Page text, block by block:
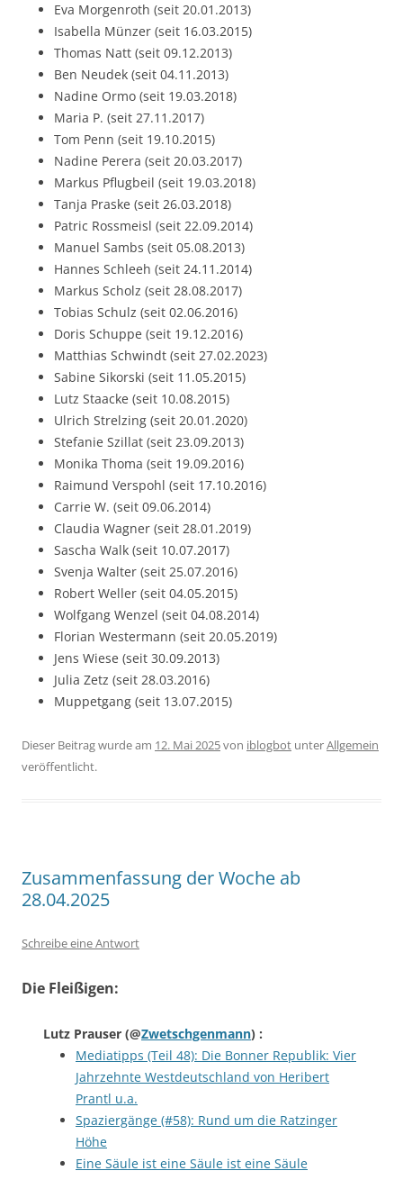
Eva Morgenroth (seit 20.01.2013)
Isabella Münzer (seit 16.03.2015)
Thomas Natt (seit 09.12.2013)
Ben Neudek (seit 04.11.2013)
Nadine Ormo (seit 19.03.2018)
Maria P. (seit 27.11.2017)
Tom Penn (seit 19.10.2015)
Nadine Perera (seit 20.03.2017)
Markus Pflugbeil (seit 19.03.2018)
Tanja Praske (seit 26.03.2018)
Patric Rossmeisl (seit 22.09.2014)
Manuel Sambs (seit 05.08.2013)
Hannes Schleeh (seit 24.11.2014)
Markus Scholz (seit 28.08.2017)
Tobias Schulz (seit 02.06.2016)
Doris Schuppe (seit 19.12.2016)
Matthias Schwindt (seit 27.02.2023)
Sabine Sikorski (seit 11.05.2015)
Lutz Staacke (seit 10.08.2015)
Ulrich Strelzing (seit 20.01.2020)
Stefanie Szillat (seit 23.09.2013)
Monika Thoma (seit 19.09.2016)
Raimund Verspohl (seit 17.10.2016)
Carrie W. (seit 09.06.2014)
Claudia Wagner (seit 28.01.2019)
Sascha Walk (seit 10.07.2017)
Svenja Walter (seit 25.07.2016)
Robert Weller (seit 04.05.2015)
Wolfgang Wenzel (seit 04.08.2014)
Florian Westermann (seit 20.05.2019)
Jens Wiese (seit 30.09.2013)
Julia Zetz (seit 28.03.2016)
Muppetgang (seit 13.07.2015)
Dieser Beitrag wurde am 12. Mai 2025von iblogbot unterAllgemein
veröffentlicht.
Zusammenfassung der Woche ab
28.04.2025
Schreibe eine Antwort
Die Fleißigen:
Lutz Prauser (@Zwetschgenmann) :
Mediatipps (Teil 48): Die Bonner Republik: Vier
Jahrzehnte Westdeutschland von Heribert
Prantl u.a.
Spaziergänge (#58): Rund um die Ratzinger
Höhe
Eine Säule ist eine Säule ist eine Säule